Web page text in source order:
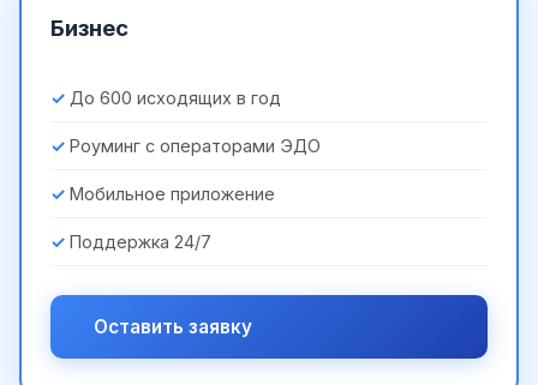
Бизнес
До 600 исходящих в год
Роуминг с операторами ЭДО
Мобильное приложение
Поддержка 24/7
Оставить заявку